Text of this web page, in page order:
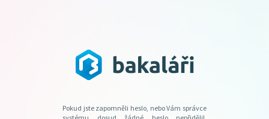
Pokud jste zapomněli heslo, nebo Vám správce